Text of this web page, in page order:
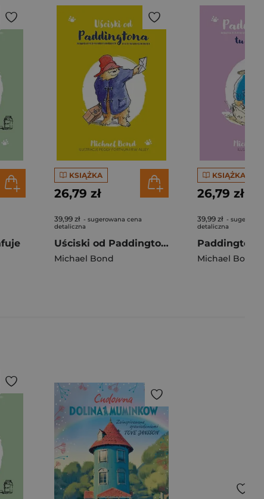
KSIĄŻKA
26,79 zł
39,99 zł - sugerowana cena
detaliczna
Uściski od Paddingtona
Michael Bond
KSIĄŻKA
26,79 zł
39,99 zł -
detaliczna
Michael Bond